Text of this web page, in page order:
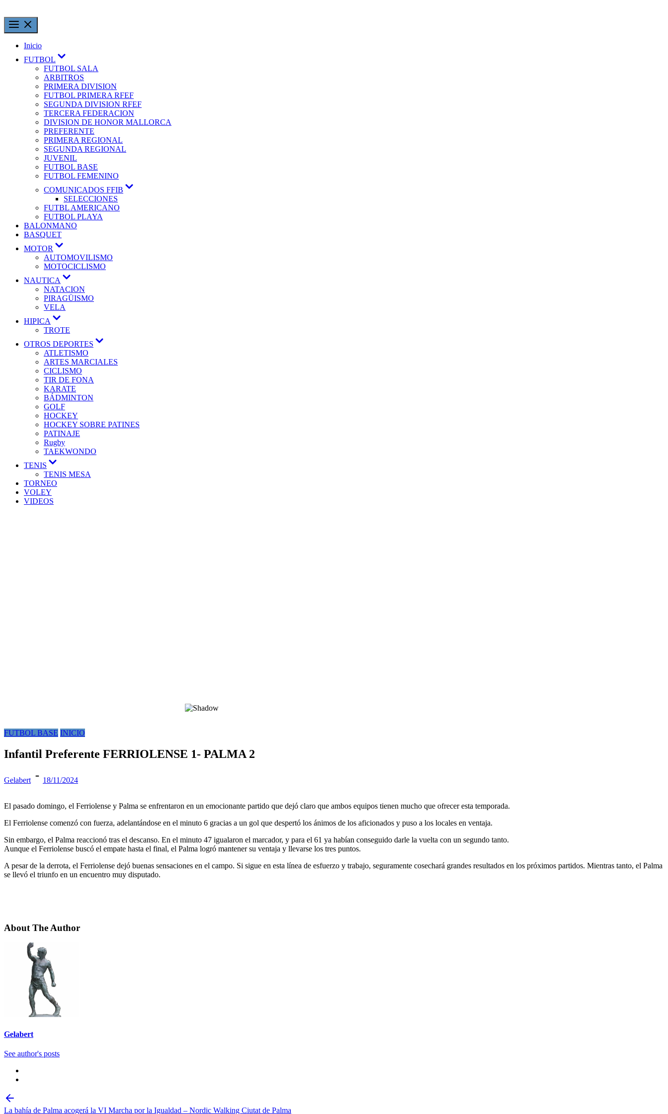
Inicio
FUTBOL
FUTBOL SALA
ARBITROS
PRIMERA DIVISION
FUTBOL PRIMERA RFEF
SEGUNDA DIVISION RFEF
TERCERA FEDERACION
DIVISION DE HONOR MALLORCA
PREFERENTE
PRIMERA REGIONAL
SEGUNDA REGIONAL
JUVENIL
FUTBOL BASE
FUTBOL FEMENINO
COMUNICADOS FFIB
SELECCIONES
FUTBL AMERICANO
FUTBOL PLAYA
BALONMANO
BASQUET
MOTOR
AUTOMOVILISMO
MOTOCICLISMO
NAUTICA
NATACION
PIRAGÜISMO
VELA
HIPICA
TROTE
OTROS DEPORTES
ATLETISMO
ARTES MARCIALES
CICLISMO
TIR DE FONA
KARATE
BÁDMINTON
GOLF
HOCKEY
HOCKEY SOBRE PATINES
PATINAJE
Rugby
TAEKWONDO
TENIS
TENIS MESA
TORNEO
VOLEY
VIDEOS
FUTBOL BASE INICIO
Infantil Preferente FERRIOLENSE 1- PALMA 2
Gelabert 18/11/2024
El pasado domingo, el Ferriolense y Palma se enfrentaron en un emocionante partido que dejó claro que ambos equipos tienen mucho que ofrecer esta temporada.
El Ferriolense comenzó con fuerza, adelantándose en el minuto 6 gracias a un gol que despertó los ánimos de los aficionados y puso a los locales en ventaja.
Sin embargo, el Palma reaccionó tras el descanso. En el minuto 47 igualaron el marcador, y para el 61 ya habían conseguido darle la vuelta con un segundo tanto.
Aunque el Ferriolense buscó el empate hasta el final, el Palma logró mantener su ventaja y llevarse los tres puntos.
A pesar de la derrota, el Ferriolense dejó buenas sensaciones en el campo. Si sigue en esta línea de esfuerzo y trabajo, seguramente cosechará grandes resultados en los próximos partidos. Mientras tanto, el Palma
se llevó el triunfo en un encuentro muy disputado.
About The Author
Gelabert
See author's posts
La bahía de Palma acogerá la VI Marcha por la Igualdad – Nordic Walking Ciutat de Palma